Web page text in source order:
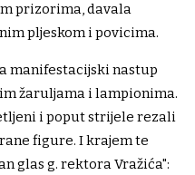
prizorima, davala
pljeskom i povicima.
manifestacijski nastup
žaruljama i lampionima.
i poput strijele rezali
figure. I krajem te
glas g. rektora Vražića":